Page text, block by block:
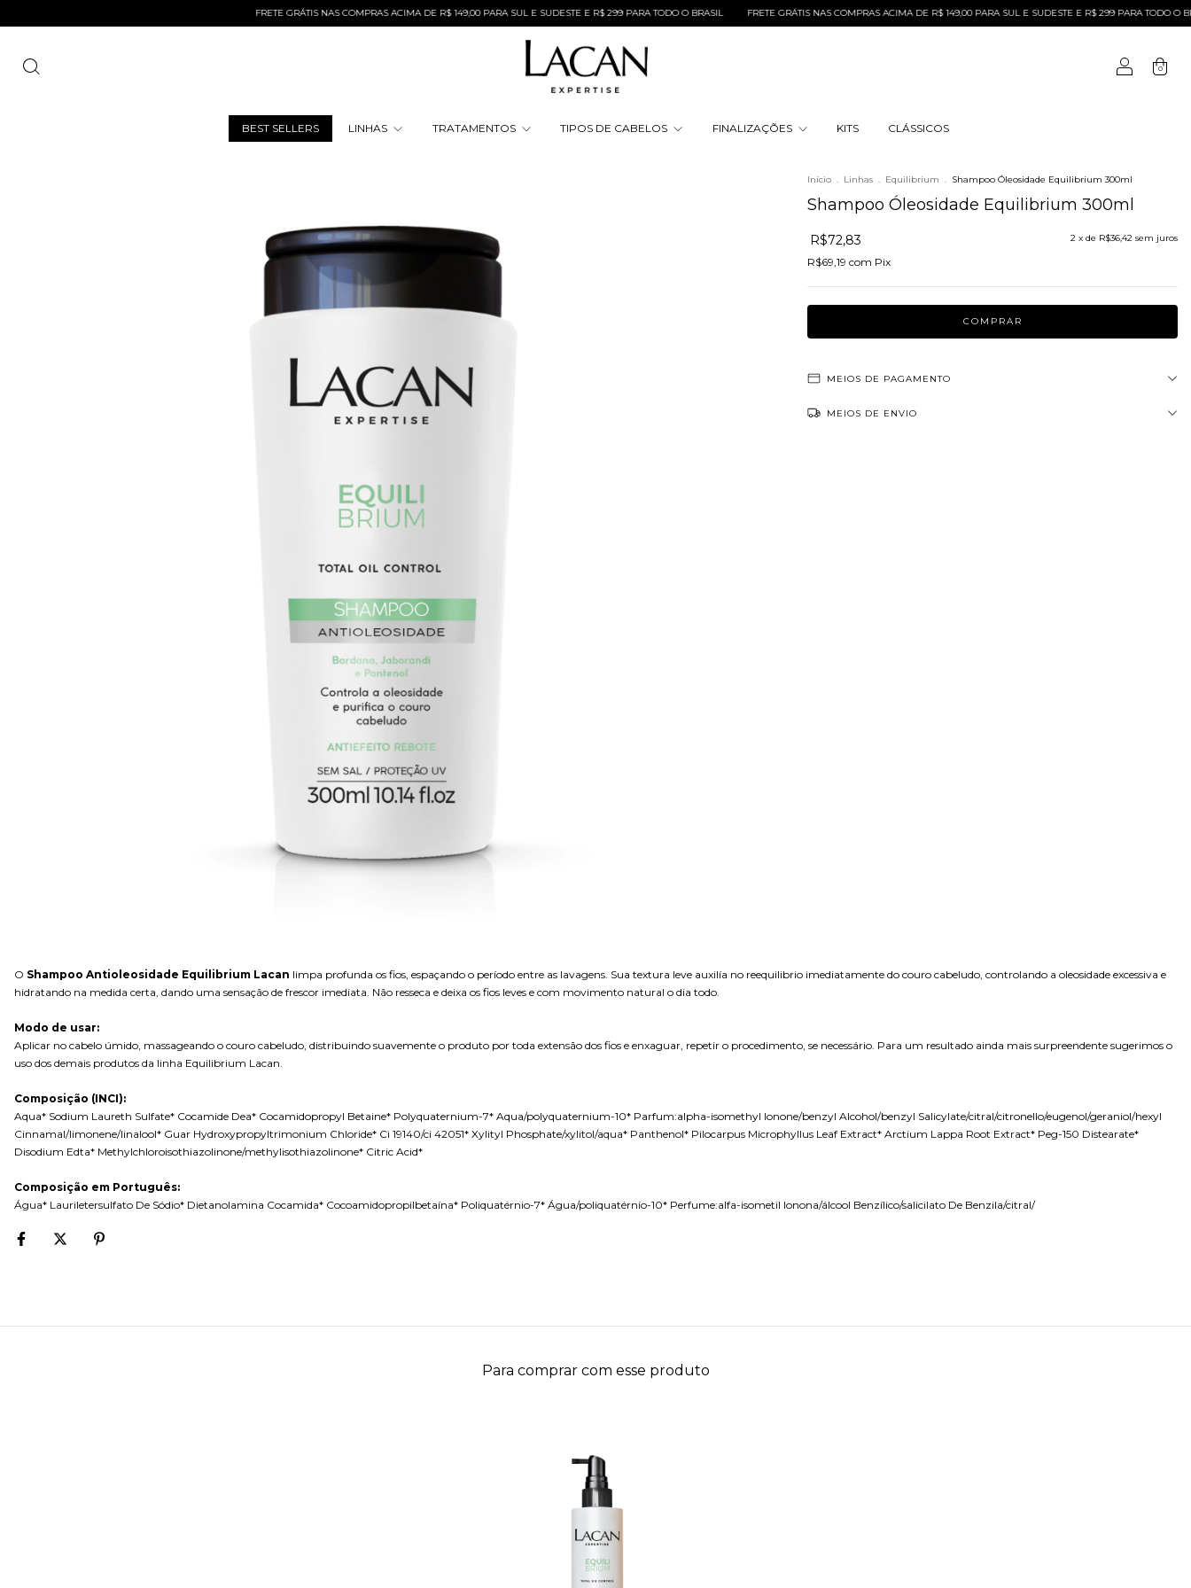
FRETE GRÁTIS NAS COMPRAS ACIMA DE R$ 149,00 PARA SUL E SUDESTE E R$ 299 PARA TODO O BRASIL FRETE GRÁTIS NAS COMPRAS ACIMA DE R$ 149,00 PARA SUL E SUDESTE E R$ 299 PARA TODO O BRASIL
0
BEST SELLERS LINHAS TRATAMENTOS TIPOS DE CABELOS FINALIZAÇÕES KITS CLÁSSICOS
Início . Linhas . Equilibrium . Shampoo Óleosidade Equilibrium 300ml
Shampoo Óleosidade Equilibrium 300ml
R$72,83
R$69,19 com Pix
2 x de R$36,42 sem juros
MEIOS DE PAGAMENTO
MEIOS DE ENVIO
O Shampoo Antioleosidade Equilibrium Lacan limpa profunda os fios, espaçando o período entre as lavagens. Sua textura leve auxilía no reequilibrio imediatamente do couro cabeludo, controlando a oleosidade excessiva e
hidratando na medida certa, dando uma sensação de frescor imediata. Não resseca e deixa os fios leves e com movimento natural o dia todo.
Modo de usar:
Aplicar no cabelo úmido, massageando o couro cabeludo, distribuindo suavemente o produto por toda extensão dos fios e enxaguar, repetir o procedimento, se necessário. Para um resultado ainda mais surpreendente sugerimos o
uso dos demais produtos da linha Equilibrium Lacan.
Composição (INCI):
Aqua* Sodium Laureth Sulfate* Cocamide Dea* Cocamidopropyl Betaine* Polyquaternium-7* Aqua/polyquaternium-10* Parfum:alpha-isomethyl Ionone/benzyl Alcohol/benzyl Salicylate/citral/citronello/eugenol/geraniol/hexyl
Cinnamal/limonene/linalool* Guar Hydroxypropyltrimonium Chloride* Ci 19140/ci 42051* Xylityl Phosphate/xylitol/aqua* Panthenol* Pilocarpus Microphyllus Leaf Extract* Arctium Lappa Root Extract* Peg-150 Distearate*
Disodium Edta* Methylchloroisothiazolinone/methylisothiazolinone* Citric Acid*
Composição em Português:
Água* Lauriletersulfato De Sódio* Dietanolamina Cocamida* Cocoamidopropilbetaína* Poliquatérnio-7* Água/poliquatérnio-10* Perfume:alfa-isometil Ionona/álcool Benzílico/salicilato De Benzila/citral/
Para comprar com esse produto